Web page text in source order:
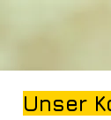
Unser